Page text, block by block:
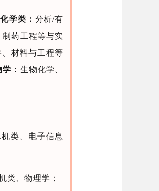
化学类： 分析/有
药工程等与实
材料与工程等
： 生物化学、
类、电子信息
类、物理学；